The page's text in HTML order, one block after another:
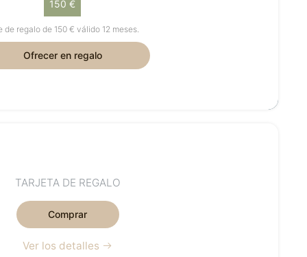
150 €
de regalo de 150 € válido 12 meses.
Ofrecer en regalo
TARJETA DE REGALO
Comprar
Ver los detalles